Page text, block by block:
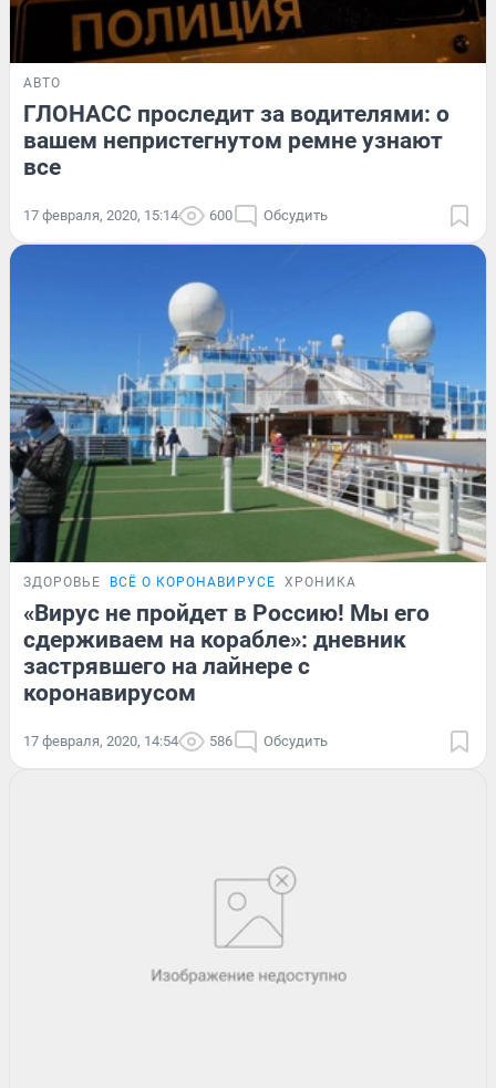
АВТО
ГЛОНАСС проследит за водителями: о
вашем непристегнутом ремне узнают
все
17 февраля, 2020, 15:14 600 Обсудить
ЗДОРОВЬЕ ВСЁ О КОРОНАВИРУСЕ ХРОНИКА
«Вирус не пройдет в Россию! Мы его
сдерживаем на корабле»: дневник
застрявшего на лайнере с
коронавирусом
17 февраля, 2020, 14:54 586 Обсудить